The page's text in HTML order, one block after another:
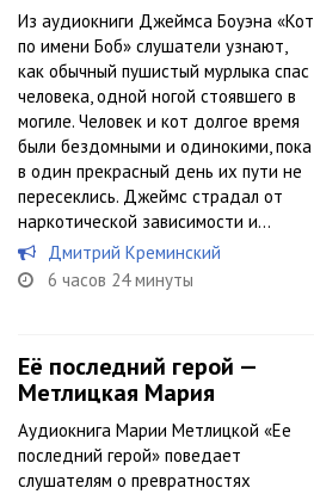
Из аудиокниги Джеймса Боуэна «Кот
по имени Боб» слушатели узнают,
как обычный пушистый мурлыка спас
человека, одной ногой стоявшего в
могиле. Человек и кот долгое время
были бездомными и одинокими, пока
в один прекрасный день их пути не
пересеклись. Джеймс страдал от
наркотической зависимости и...
Дмитрий Креминский
6 часов 24 минуты
Её последний герой —
Метлицкая Мария
Аудиокнига Марии Метлицкой «Ее
последний герой» поведает
слушателям о превратностях